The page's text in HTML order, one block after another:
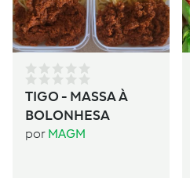
TIGO - MASSA À
BOLONHESA
por MAGM